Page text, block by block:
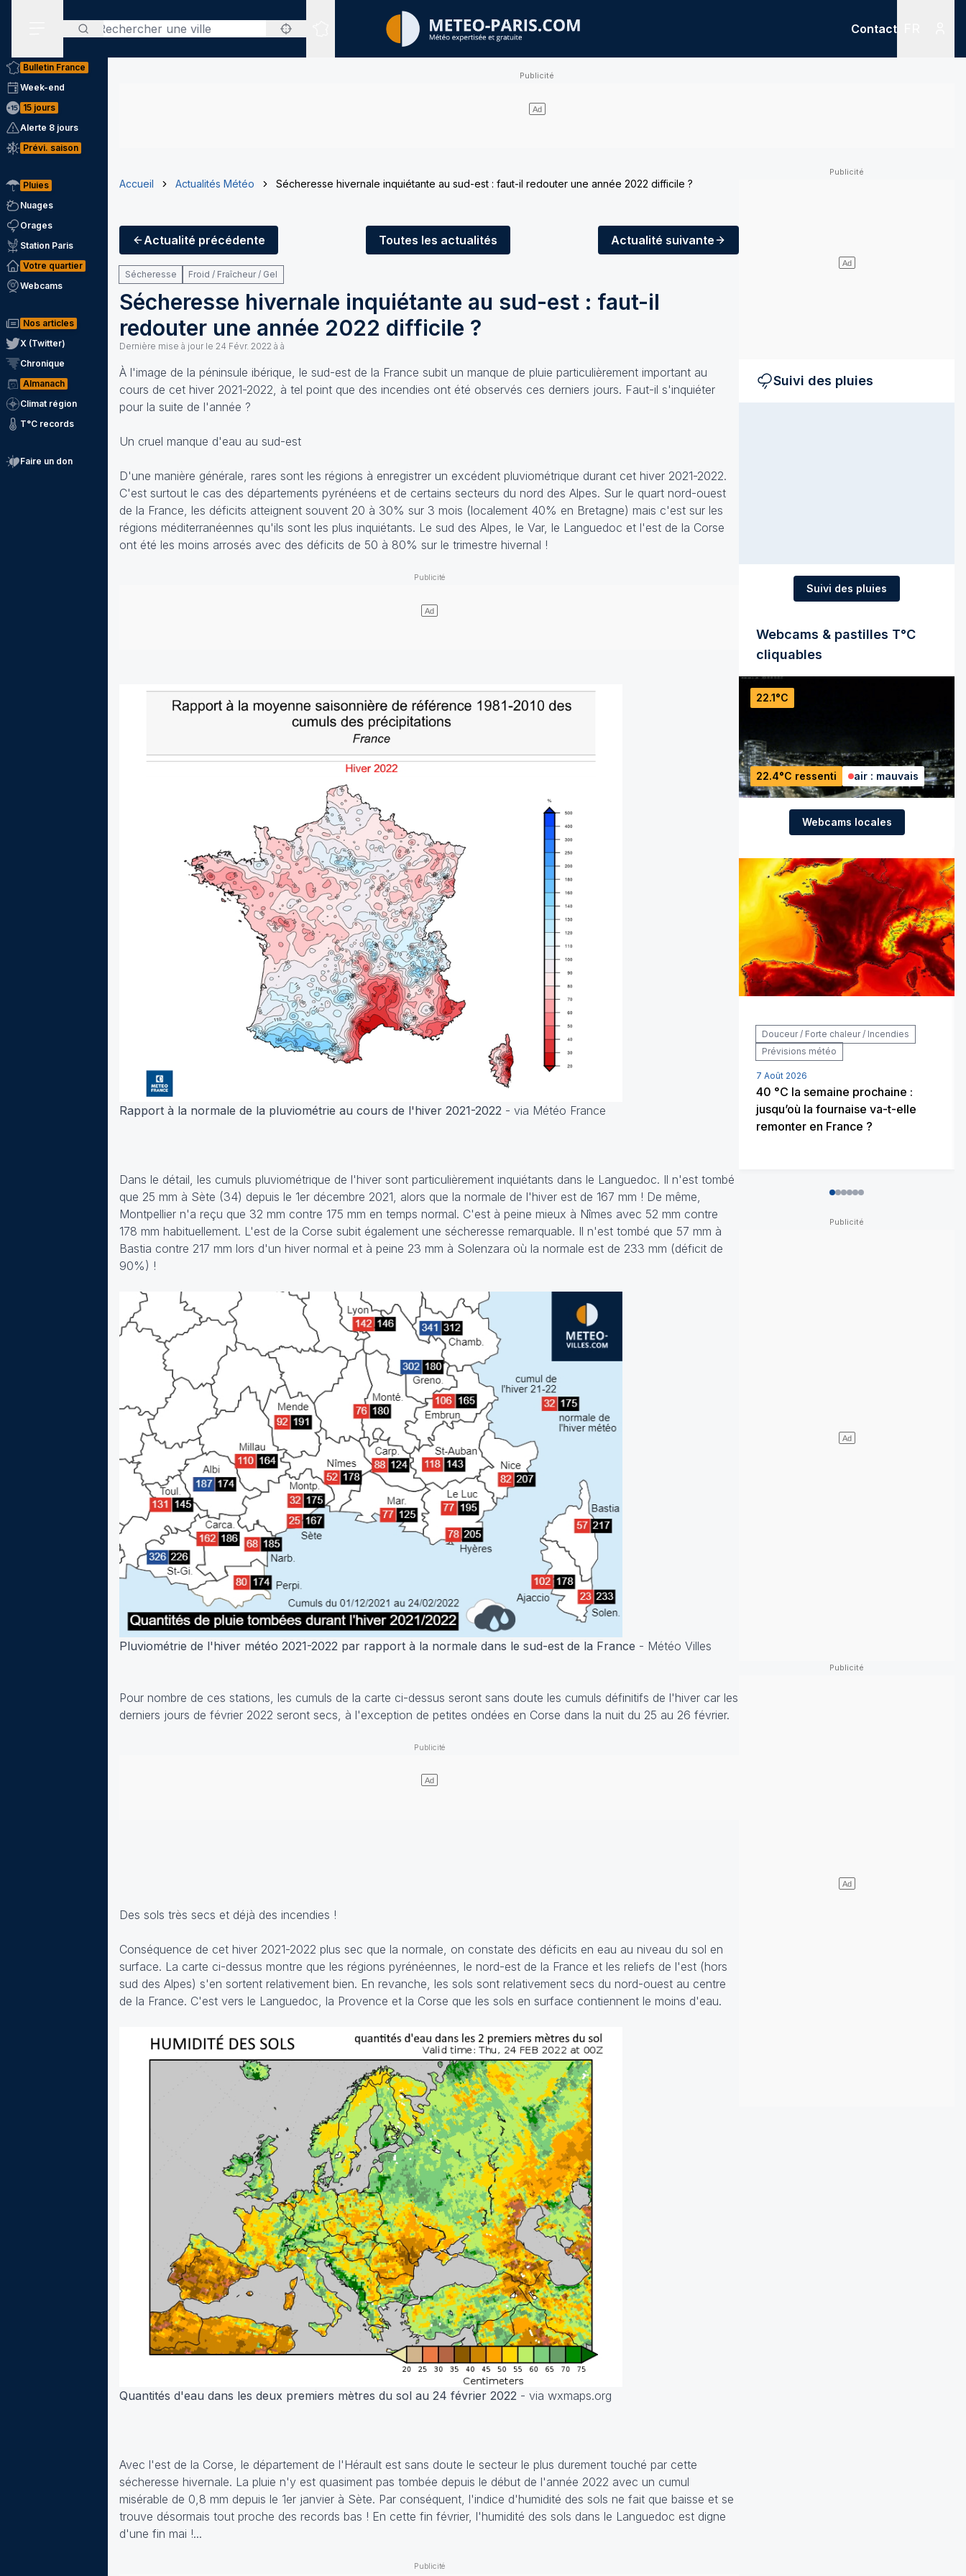
Rechercher
Sites expertisés
Contact
Bulletin France
Week-end
15 jours
Alerte 8 jours
Prévi. saison
Pluies
Nuages
Orages
Station Paris
Votre quartier
Webcams
Nos articles
X (Twitter)
Chronique
Almanach
Climat région
T°C records
Faire un don
Accueil Actualités Météo Sécheresse hivernale inquiétante au sud-est : faut-il redouter une année 2022 difficile ?
Actualité précédente Toutes les actualités Actualité suivante
Sécheresse Froid / Fraîcheur / Gel
Sécheresse hivernale inquiétante au sud-est : faut-il
redouter une année 2022 difficile ?
Dernière mise à jour le 24 Févr. 2022 à à
À l'image de la péninsule ibérique, le sud-est de la France subit un manque de pluie particulièrement important au
cours de cet hiver 2021-2022, à tel point que des incendies ont été observés ces derniers jours. Faut-il s'inquiéter
pour la suite de l'année ?
Un cruel manque d'eau au sud-est
D'une manière générale, rares sont les régions à enregistrer un excédent pluviométrique durant cet hiver 2021-2022.
C'est surtout le cas des départements pyrénéens et de certains secteurs du nord des Alpes. Sur le quart nord-ouest
de la France, les déficits atteignent souvent 20 à 30% sur 3 mois (localement 40% en Bretagne) mais c'est sur les
régions méditerranéennes qu'ils sont les plus inquiétants. Le sud des Alpes, le Var, le Languedoc et l'est de la Corse
ont été les moins arrosés avec des déficits de 50 à 80% sur le trimestre hivernal !
Rapport à la normale de la pluviométrie au cours de l'hiver 2021-2022 - via Météo France
Dans le détail, les cumuls pluviométrique de l'hiver sont particulièrement inquiétants dans le Languedoc. Il n'est tombé
que 25 mm à Sète (34) depuis le 1er décembre 2021, alors que la normale de l'hiver est de 167 mm ! De même,
Montpellier n'a reçu que 32 mm contre 175 mm en temps normal. C'est à peine mieux à Nîmes avec 52 mm contre
178 mm habituellement. L'est de la Corse subit également une sécheresse remarquable. Il n'est tombé que 57 mm à
Bastia contre 217 mm lors d'un hiver normal et à peine 23 mm à Solenzara où la normale est de 233 mm (déficit de
90%) !
Pluviométrie de l'hiver météo 2021-2022 par rapport à la normale dans le sud-est de la France - Météo Villes
Pour nombre de ces stations, les cumuls de la carte ci-dessus seront sans doute les cumuls définitifs de l'hiver car les
derniers jours de février 2022 seront secs, à l'exception de petites ondées en Corse dans la nuit du 25 au 26 février.
Des sols très secs et déjà des incendies !
Conséquence de cet hiver 2021-2022 plus sec que la normale, on constate des déficits en eau au niveau du sol en
surface. La carte ci-dessus montre que les régions pyrénéennes, le nord-est de la France et les reliefs de l'est (hors
sud des Alpes) s'en sortent relativement bien. En revanche, les sols sont relativement secs du nord-ouest au centre
de la France. C'est vers le Languedoc, la Provence et la Corse que les sols en surface contiennent le moins d'eau.
Quantités d'eau dans les deux premiers mètres du sol au 24 février 2022 - via wxmaps.org
Avec l'est de la Corse, le département de l'Hérault est sans doute le secteur le plus durement touché par cette
sécheresse hivernale. La pluie n'y est quasiment pas tombée depuis le début de l'année 2022 avec un cumul
misérable de 0,8 mm depuis le 1er janvier à Sète. Par conséquent, l'indice d'humidité des sols ne fait que baisse et se
trouve désormais tout proche des records bas ! En cette fin février, l'humidité des sols dans le Languedoc est digne
d'une fin mai !...
Suivi des pluies
Suivi des pluies
Webcams & pastilles T°C
cliquables
22.1°C
22.4°C ressenti air : mauvais
Webcams locales
Douceur / Forte chaleur / Incendies
Prévisions météo
7 Août 2026
40 °C la semaine prochaine :
jusqu’où la fournaise va-t-elle
remonter en France ?
012345